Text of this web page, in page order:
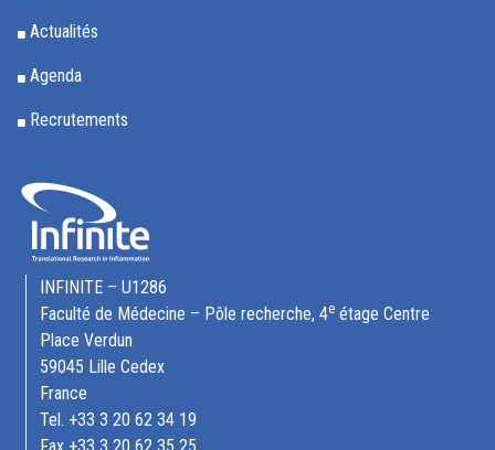
Actualités
Agenda
Recrutements
INFINITE – U1286
Faculté de Médecine – Pôle recherche, 4e étage Centre
Place Verdun
59045 Lille Cedex
France
Tel. +33 3 20 62 34 19